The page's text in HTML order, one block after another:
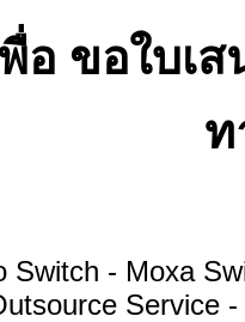
อ ขอใบเ
ท
Switch - Moxa
Service